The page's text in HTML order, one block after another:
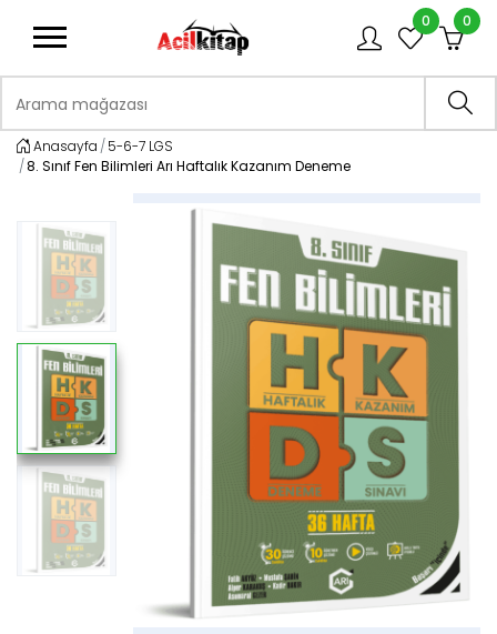
0 0
Anasayfa
5-6-7 LGS
8. Sınıf Fen Bilimleri Arı Haftalık Kazanım Deneme